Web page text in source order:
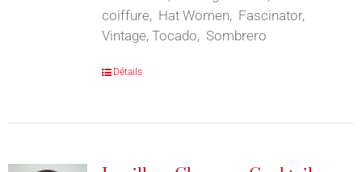
coiffure, Hat Women, Fascinator,
Vintage, Tocado, Sombrero
Détails